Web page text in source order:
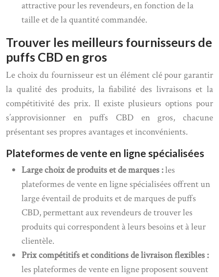
attractive pour les revendeurs, en fonction de la
taille et de la quantité commandée.
Trouver les meilleurs fournisseurs de
puffs CBD en gros
Le choix du fournisseur est un élément clé pour garantir
la qualité des produits, la fiabilité des livraisons et la
compétitivité des prix. Il existe plusieurs options pour
s’approvisionner en puffs CBD en gros, chacune
présentant ses propres avantages et inconvénients.
Plateformes de vente en ligne spécialisées
Large choix de produits et de marques :les
plateformes de vente en ligne spécialisées offrent un
large éventail de produits et de marques de puffs
CBD, permettant aux revendeurs de trouver les
produits qui correspondent à leurs besoins et à leur
clientèle.
Prix compétitifs et conditions de livraison flexibles :
les plateformes de vente en ligne proposent souvent